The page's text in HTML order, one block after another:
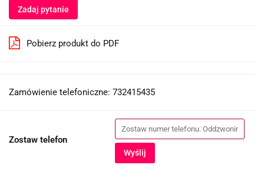
Zadaj pytanie
Pobierz produkt do PDF
Zamówienie telefoniczne: 732415435
Zostaw telefon
Wyślij